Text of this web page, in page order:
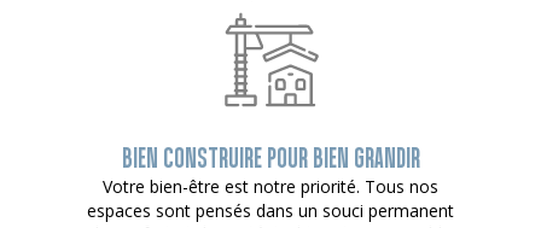
BIEN CONSTRUIRE POUR BIEN GRANDIR
Votre bien-être est notre priorité. Tous nos
espaces sont pensés dans un souci permanent